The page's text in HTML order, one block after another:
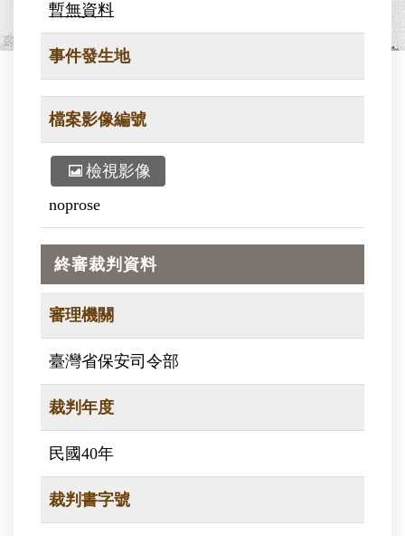
暫無資料
事件發生地
檔案影像編號
檢視影像
noprose
終審裁判資料
審理機關
臺灣省保安司令部
裁判年度
民國40年
裁判書字號